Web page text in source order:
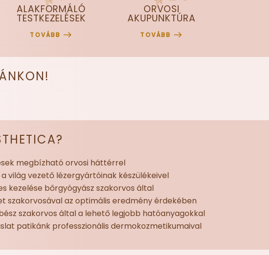
ALAKFORMÁLÓ
TESTKEZELÉSEK
TOVÁBB
ORVOSI
AKUPUNKTÚRA
TOVÁBB
megbízható orvosi háttérrel
világ vezető lézergyártóinak készülékeivel
kezelése bőrgyógyász szakorvos által
szakorvosával az optimális eredmény érdekében
szakorvos általa lehető legjobb hatóanyagokkal
patikánk professzionális dermokozmetikumaival